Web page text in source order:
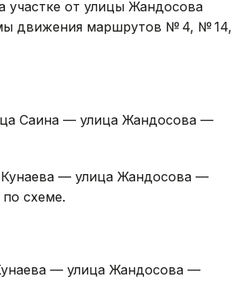
участке от улицы Жандосова
движения маршрутов № 4, № 14,
Саина — улица Жандосова —
— улица Жандосова —
схеме.
— улица Жандосова —